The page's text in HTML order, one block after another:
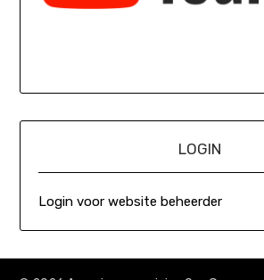
LOGIN
Login voor website beheerder